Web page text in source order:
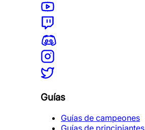
Guías
Guías de campeones
Guías de principiantes